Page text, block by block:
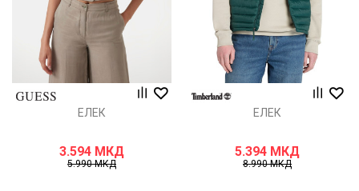
ЕЛЕК
3.594 МКД
5.990МКД
ЕЛЕК
5.394 МКД
8.990МКД